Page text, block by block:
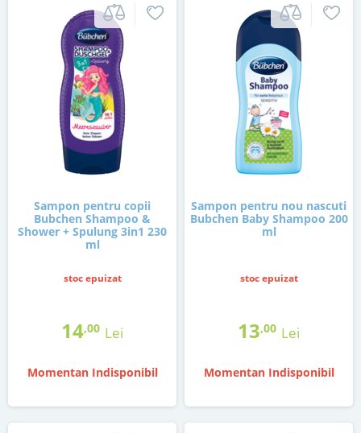
Sampon pentru copii
Bubchen Shampoo &
Shower + Spulung 3in1 230
ml
stoc epuizat
14,00 Lei
Momentan Indisponibil
Sampon pentru nou nascuti
Bubchen Baby Shampoo 200
ml
stoc epuizat
13,00 Lei
Momentan Indisponibil